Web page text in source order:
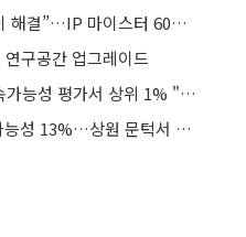
“기업 문제, 직업계고 학생들이 해결”…IP 마이스터 60팀 선발
연구공간 업그레이드
LG전자, S&P글로벌 기업 지속가능성 평가서 상위 1% "3년 연속"
美 클래리티 법안 연내 통과 가능성 13%…상원 문턱서 제동